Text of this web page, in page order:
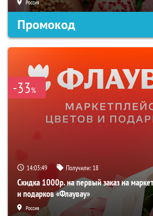
Россия
Промокод
-33%
14:03:48 Получили: 18
Скидка 1000р. на первый заказ на
и подарков «Флаувау»
Россия